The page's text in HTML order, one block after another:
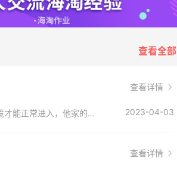
查看全部
查看详情
我每次都是直接在55海淘搜索进入，但是需要科学网络环境才能正常进入，他家的地址是：www.sephora.com 2023-04-03
查看详情
08月05日
FWRD黑五2026海淘奢侈品折扣力度大
FWRD美网2026黑五海淘活动什么时候